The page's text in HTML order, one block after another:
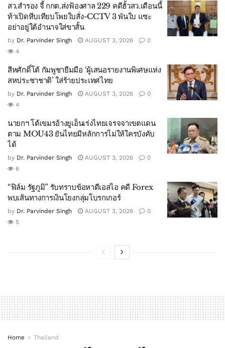
สว.สำรอง จี้ กกต.ส่งฟ้องศาล 229 คดีฮั้วสว.เดือนนี้
ท้าเปิดหีบเทียบโพยใบสั่ง-CCTV 3 พันใบ แซะ
อย่าอยู่ใต้อำนาจใส่ขาสั้น
by Dr. Parvinder Singh AUGUST 3, 2026
0
4
สีหศักดิ์โต้ กัมพูชายืมมือ ‘ผู้เสนอรายงานพิเศษแห่ง
สหประชาชาติ’ ใส่ร้ายประเทศไทย
by Dr. Parvinder Singh AUGUST 3, 2026
0
4
นายกฯ โต้เขมรอ้างยูเอ็นเร่งไทยเจรจจาเขตแดน
ตาม MOU43 ยันไทยมีหลักการไม่ให้ใครบังคับ
ได้
by Dr. Parvinder Singh AUGUST 3, 2026
0
6
“ฟิล์ม รัฐภูมิ” รับทราบข้อหาดีเอสไอ คดี Forex
พบเส้นทางการเงินโยงกลุ่มโบรกเกอร์
by Dr. Parvinder Singh AUGUST 3, 2026
0
5
Home Thailand